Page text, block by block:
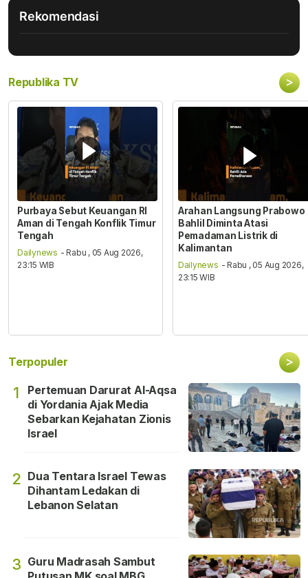
Rekomendasi
Republika TV >
Purbaya Sebut Keuangan RI
Aman di Tengah Konflik Timur
Tengah
Dailynews - Rabu , 05 Aug 2026,
23:15 WIB
Arahan Langsung Prabowo
Bahlil Diminta Atasi
Pemadaman Listrik di
Kalimantan
Dailynews - Rabu , 05 Aug 2026,
23:15 WIB
Terpopuler >
1
Pertemuan Darurat Al-Aqsa
di Yordania Ajak Media
Sebarkan Kejahatan Zionis
Israel
2 Dua Tentara Israel Tewas
Dihantam Ledakan di
Lebanon Selatan
3 Guru Madrasah Sambut